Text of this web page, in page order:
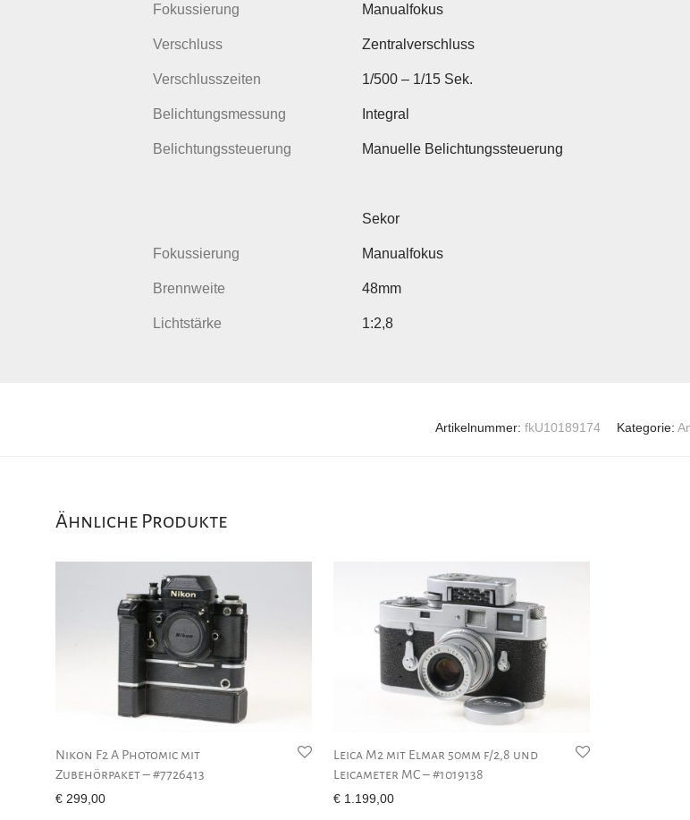
Fokussierung Manualfokus
Verschluss Zentralverschluss
Verschlusszeiten 1/500 – 1/15 Sek.
Belichtungsmessung Integral
Belichtungssteuerung Manuelle Belichtungssteuerung
Sekor
Fokussierung Manualfokus
Brennweite 48mm
Lichtstärke 1:2,8
Artikelnummer: fkU10189174 Kategorie:
Ähnliche Produkte
Nikon F2 A Photomic mit
Zubehörpaket – #7726413
€ 299,00
Leica M2 mit Elmar 50mm f/2,8 und
Leicameter MC – #1019138
€ 1.199,00